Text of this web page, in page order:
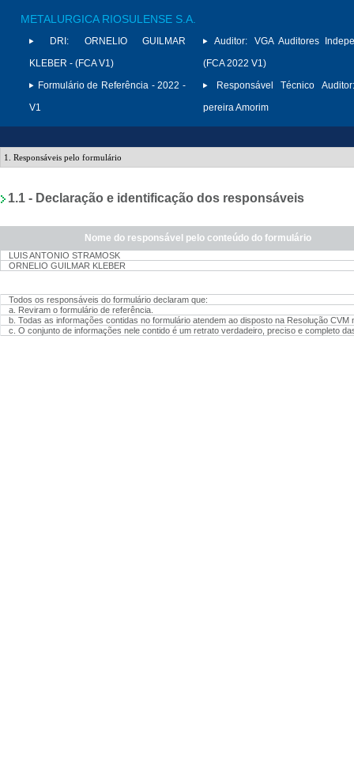
METALURGICA RIOSULENSE S.A.
DRI:
ORNELIO GUILMAR
KLEBER - (FCA V1)
Formulário de Referência - 2022 -
V1
Auditor:
VGA Auditores
(FCA 2022 V1)
Responsável Técnico Auditor:
pereira Amorim